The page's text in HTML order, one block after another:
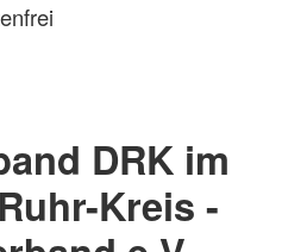
DRK im
Kreis -